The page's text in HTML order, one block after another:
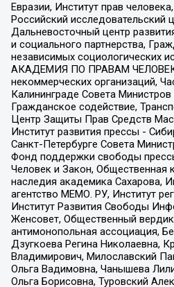
Евразии, Институт прав
Российский исследовательский
Дальневосточный центр
и социального партнерства,
независимых социологических
АКАДЕМИЯ ПО ПРАВАМ
некоммерческих организаций,
Калининграде Совета Министров
Гражданское содействие,
Центр Защиты Прав Средств
Институт развития прессы -
Санкт-Петербурге Совета
Фонд поддержки свободы
Человек и Закон, Общественная
наследия академика Сахарова,
агентство МЕМО. РУ, Институт
Институт Развития Свободы
Женсовет, Общественный
антимонопольная ассоциация,
Дзугкоева Регина Николаевна,
Владимирович, Милославский
Ольга Вадимовна, Чанышева
Ольга Борисовна, Туровский